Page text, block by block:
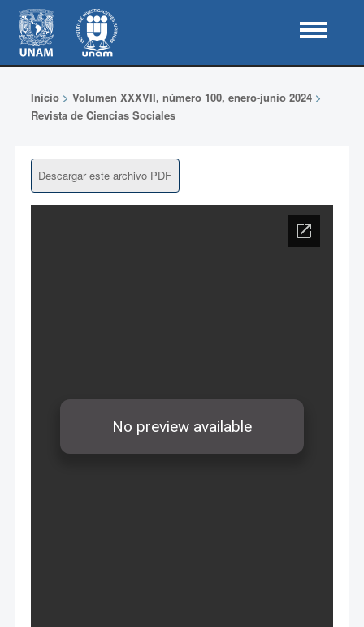
Inicio> Volumen XXXVII, número 100, enero-junio 2024>
Revista de Ciencias Sociales
Descargar este archivo PDF